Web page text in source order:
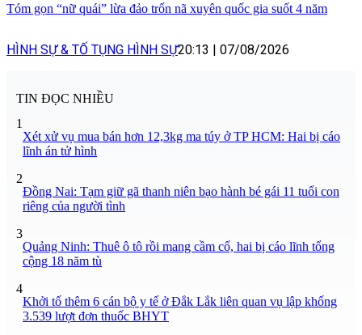
Tóm gọn “nữ quái” lừa đảo trốn nã xuyên quốc gia suốt 4 năm
HÌNH SỰ & TỐ TỤNG HÌNH SỰ20:13 | 07/08/2026
TIN ĐỌC NHIỀU
1
Xét xử vụ mua bán hơn 12,3kg ma túy ở TP HCM: Hai bị cáo
lĩnh án tử hình
2
Đồng Nai: Tạm giữ gã thanh niên bạo hành bé gái 11 tuổi con
riêng của người tình
3
Quảng Ninh: Thuê ô tô rồi mang cầm cố, hai bị cáo lĩnh tổng
cộng 18 năm tù
4
Khởi tố thêm 6 cán bộ y tế ở Đắk Lắk liên quan vụ lập khống
3.539 lượt đơn thuốc BHYT